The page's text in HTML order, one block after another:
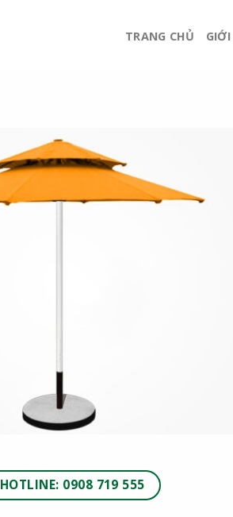
TRANG CHỦ
HOTLINE: 0908 719 555